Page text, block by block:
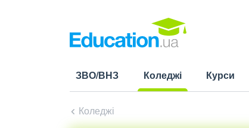
ЗВО/ВНЗ
Коледжі
Курси
Коледжі